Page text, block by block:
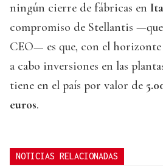
ningún cierre de fábricas en
compromiso de Stellantis
CEO— es que, con el horizonte
a cabo inversiones en las
tiene en el país por valor de
euros.
NOTICIAS RELACIONADAS